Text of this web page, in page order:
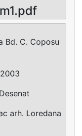
Bd. C. Coposu
arh. Loredana